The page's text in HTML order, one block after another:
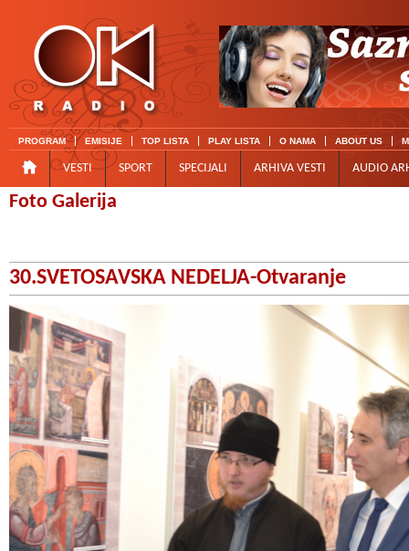
PROGRAM EMISIJE TOP LISTA PLAY LISTA O NAMA ABOUT US
VESTI SPORT SPECIJALI ARHIVA VESTI AUDIO
Foto Galerija
30.SVETOSAVSKA NEDELJA-Otvaranje